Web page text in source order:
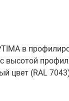
в
высотой
цвет (RAL